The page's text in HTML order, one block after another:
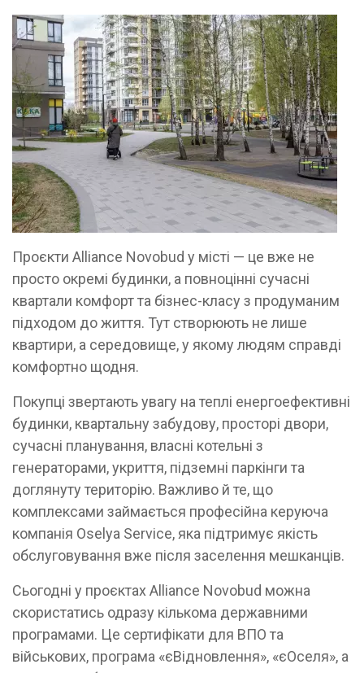
Проєкти Alliance Novobud у місті — це вже не
просто окремі будинки, а повноцінні сучасні
квартали комфорт та бізнес-класу з продуманим
підходом до життя. Тут створюють не лише
квартири, а середовище, у якому людям справді
комфортно щодня.
Покупці звертають увагу на теплі енергоефективні
будинки, квартальну забудову, просторі двори,
сучасні планування, власні котельні з
генераторами, укриття, підземні паркінги та
доглянуту територію. Важливо й те, що
комплексами займається професійна керуюча
компанія Oselya Service, яка підтримує якість
обслуговування вже після заселення мешканців.
Сьогодні у проєктах Alliance Novobud можна
скористатись одразу кількома державними
програмами. Це сертифікати для ВПО та
військових, програма «єВідновлення», «єОселя», а